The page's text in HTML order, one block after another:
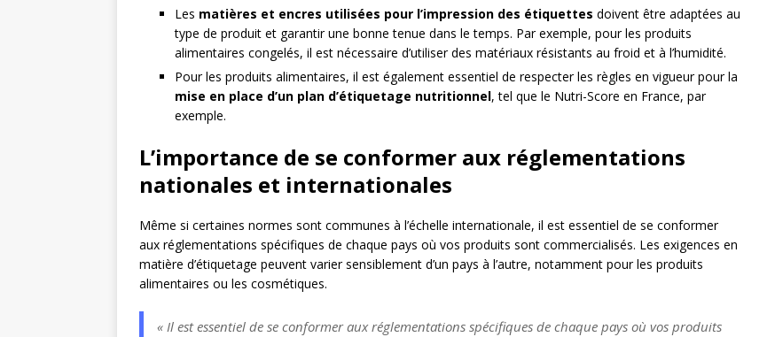
Les matières et encres utilisées pour l’impression des étiquettes doivent être adaptées au
type de produit et garantir une bonne tenue dans le temps. Par exemple, pour les produits
alimentaires congelés, il est nécessaire d’utiliser des matériaux résistants au froid et à l’humidité.
Pour les produits alimentaires, il est également essentiel de respecter les règles en vigueur pour la
mise en place d’un plan d’étiquetage nutritionnel, tel que le Nutri-Score en France, par
exemple.
L’importance de se conformer aux réglementations
nationales et internationales
Même si certaines normes sont communes à l’échelle internationale, il est essentiel de se conformer
aux réglementations spécifiques de chaque pays où vos produits sont commercialisés. Les exigences en
matière d’étiquetage peuvent varier sensiblement d’un pays à l’autre, notamment pour les produits
alimentaires ou les cosmétiques.
« Il est essentiel de se conformer aux réglementations spécifiques de chaque pays où vos produits